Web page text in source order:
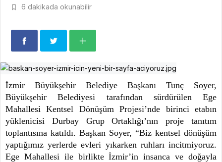
6 dakikada okunabilir
İzmir Büyükşehir Belediye Başkanı Tunç Soyer,
Büyükşehir Belediyesi tarafından sürdürülen Ege
Mahallesi Kentsel Dönüşüm Projesi’nde birinci etabın
yüklenicisi Durbay Grup Ortaklığı’nın proje tanıtım
toplantısına katıldı. Başkan Soyer, “Biz kentsel dönüşüm
yaptığımız yerlerde evleri yıkarken ruhları incitmiyoruz.
Ege Mahallesi ile birlikte İzmir’in insanca ve doğayla